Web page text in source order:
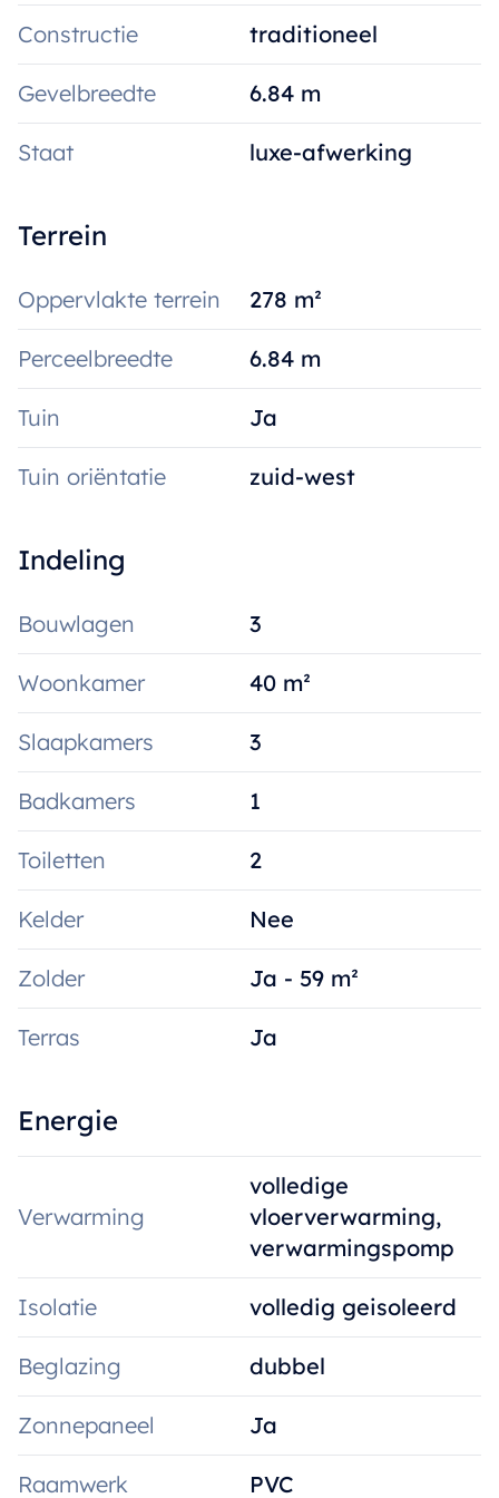
Aankoop met 6% BTW mogelijk, ook voor
investeerders!
Constructie traditioneel
Gevelbreedte 6.84 m
Staat luxe-afwerking
Terrein
Oppervlakte terrein 278 m²
Perceelbreedte 6.84 m
Tuin Ja
Tuin oriëntatie zuid-west
Indeling
Bouwlagen 3
Woonkamer 40 m²
Slaapkamers 3
Badkamers 1
Toiletten 2
Kelder Nee
Zolder Ja - 59 m²
Terras Ja
Energie
Verwarming
volledige
vloerverwarming,
verwarmingspomp
Isolatie volledig geisoleerd
Beglazing dubbel
Zonnepaneel Ja
Raamwerk PVC